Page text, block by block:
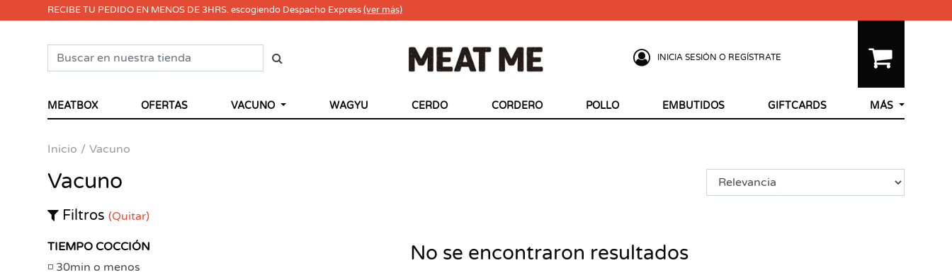
RECIBE TU PEDIDO EN MENOS DE 3HRS. escogiendo Despacho Express(ver más)
INICIA SESIÓN O REGÍSTRATE
MEATBOX OFERTAS VACUNO WAGYU CERDO CORDERO POLLO EMBUTIDOS GIFTCARDS MÁS
Inicio Vacuno
Vacuno
Filtros (Quitar)
TIEMPO COCCIÓN
30min o menos
No se encontraron resultados